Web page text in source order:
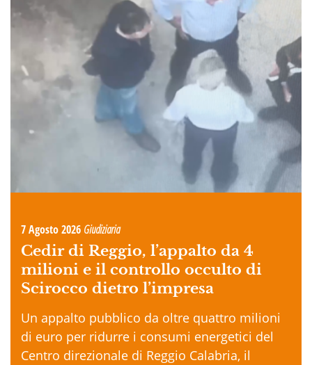
7 Agosto 2026 Giudiziaria
Cedir di Reggio, l’appalto da 4
milioni e il controllo occulto di
Scirocco dietro l’impresa
Un appalto pubblico da oltre quattro milioni
di euro per ridurre i consumi energetici del
Centro direzionale di Reggio Calabria, il